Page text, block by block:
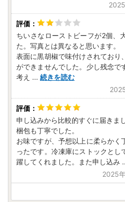
ちいさなローストビーフが2個、
た。写真とは異なると思います。
表面に黒胡椒で味付けされており
ができませんでした。少し残念で
考え ... 続きを読む
申し込みから比較的すぐに届きまし
梱包も丁寧でした。
お味ですが、予想以上に柔らかく
ったです。冷凍庫にストックとし
躍してくれました。また申し込み
2025